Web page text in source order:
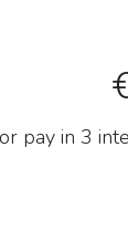
or pay in 3